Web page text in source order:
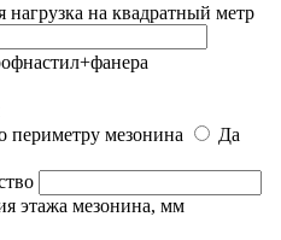
нагрузка на квадратный метр
периметру мезонина
Да
этажа мезонина, мм